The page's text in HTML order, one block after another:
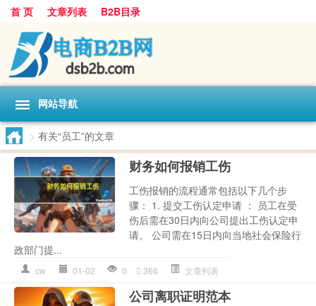
首 页 文章列表 B2B目录
网站导航
> 有关“员工”的文章
财务如何报销工伤
工伤报销的流程通常包括以下几个步
骤： 1. 提交工伤认定申请 ： 员工在受
伤后需在30日内向公司提出工伤认定申
请。 公司需在15日内向当地社会保险行
政部门提...
cw 01-02 0 366 文章列表
公司离职证明范本